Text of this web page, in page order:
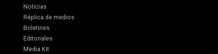
Noticias
Réplica de medios
Boletines
Editoriales
Media Kit